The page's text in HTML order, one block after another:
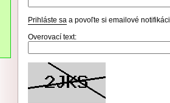
Prihláste sa a povoľte si emailové
Overovací text: